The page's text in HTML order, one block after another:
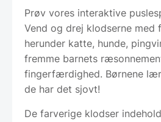
Prøv vores interaktive
Vend og drej klodserne med
herunder katte, hunde,
fremme barnets
fingerfærdighed. Børnene
de har det sjovt!
De farverige klodser